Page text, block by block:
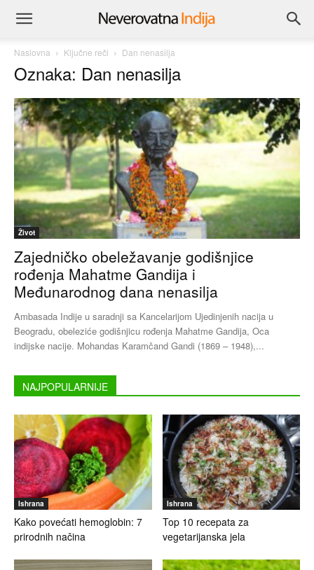
Naslovna Ključne reči Dan nenasilja
Oznaka: Dan nenasilja
Život
Zajedničko obeležavanje godišnjice
rođenja Mahatme Gandija i
Međunarodnog dana nenasilja
Ambasada Indije u saradnji sa Kancelarijom Ujedinjenih nacija u
Beogradu, obeleziće godišnjicu rođenja Mahatme Gandija, Oca
indijske nacije. Mohandas Karamčand Gandi (1869 – 1948),...
NAJPOPULARNIJE
Ishrana
Kako povećati hemoglobin: 7
prirodnih načina
Ishrana
Top 10 recepata za
vegetarijanska jela